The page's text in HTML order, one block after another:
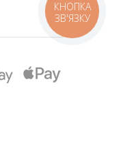
КНОПКА
ЗВ'ЯЗКУ